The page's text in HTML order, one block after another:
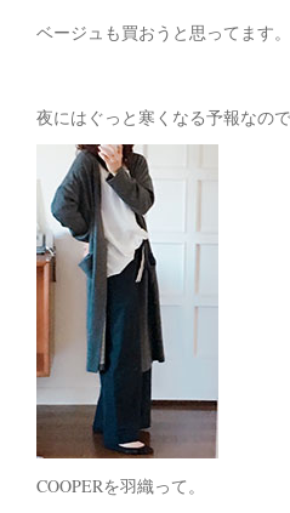
ベージュも買おうと思ってます。
夜にはぐっと寒くなる予報なので
COOPERを羽織って。